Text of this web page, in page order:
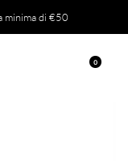
minima di €50
0